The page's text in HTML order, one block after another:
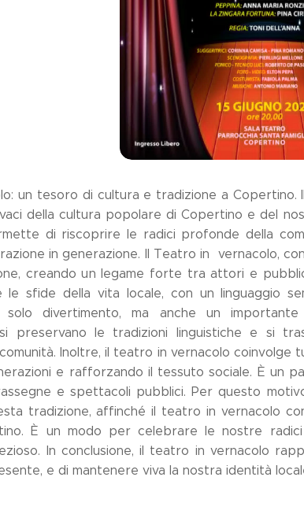
un tesoro di cultura e tradizione a
della cultura popolare di Copertino e del
di riscoprire le radici profonde della
in generazione. Il Teatro in vernacolo,
creando un legame forte tra attori e
sfide della vita locale, con un linguaggio
divertimento, ma anche un
preservano le tradizioni linguistiche e si
Inoltre, il teatro in vernacolo coinvolge
e rafforzando il tessuto sociale. È un
e spettacoli pubblici. Per questo
tradizione, affinché il teatro in vernacolo
È un modo per celebrare le nostre
In conclusione, il teatro in vernacolo
e di mantenere viva la nostra identità